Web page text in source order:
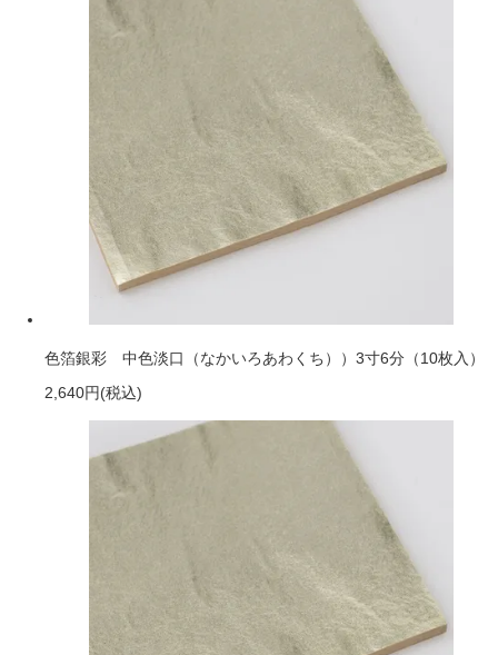
色箔銀彩 中色淡口（なかいろあわくち））3寸6分（10枚入）
2,640円(税込)